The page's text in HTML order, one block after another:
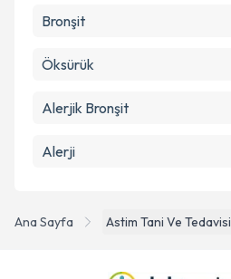
Ana Sayfa Astim Tani Ve Tedavisi
Bronşit
Öksürük
Alerjik Bronşit
Alerji